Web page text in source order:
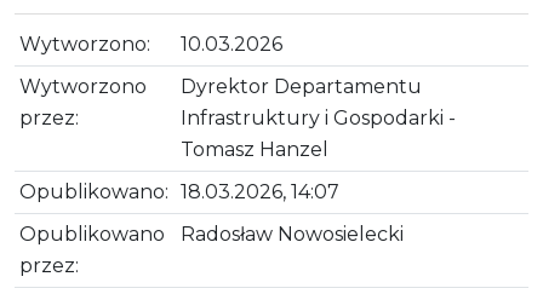
Wytworzono:
10.03.2026
Wytworzono
przez:
Dyrektor Departamentu
Infrastruktury i Gospodarki -
Tomasz Hanzel
Opublikowano: 18.03.2026, 14:07
Opublikowano
przez:
Radosław Nowosielecki